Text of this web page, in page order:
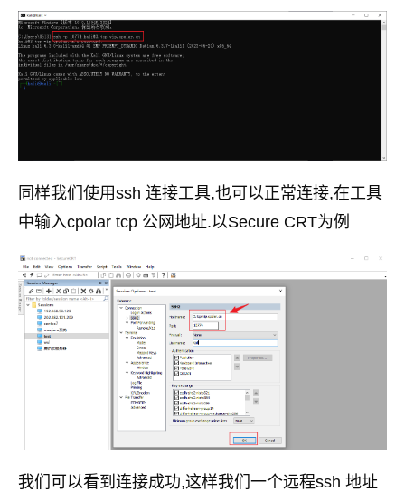
同样我们使用ssh 连接工具,也可以正常连接,在工具
中输入cpolar tcp 公网地址.以Secure CRT为例
我们可以看到连接成功,这样我们一个远程ssh 地址